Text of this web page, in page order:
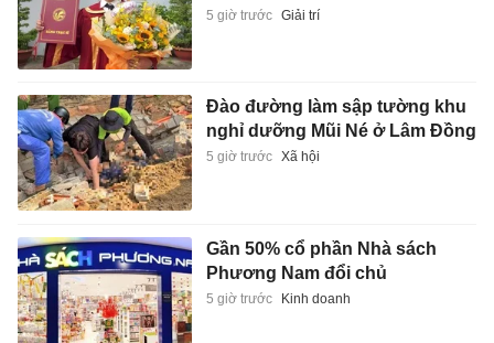
5 giờ trước Giải trí
Đào đường làm sập tường khu
nghỉ dưỡng Mũi Né ở Lâm Đồng
5 giờ trước Xã hội
Gần 50% cổ phần Nhà sách
Phương Nam đổi chủ
5 giờ trước Kinh doanh